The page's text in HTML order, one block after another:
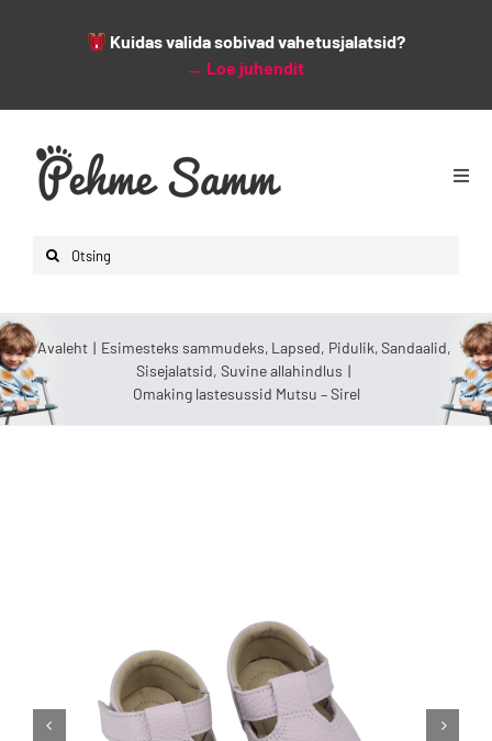
Kuidas valida sobivad vahetusjalatsid?
→ Loe juhendit
content
Search
Lapsed
Mehed
Lisad
Avaleht Esimesteks sammudeks Lapsed Pidulik Sandaalid
Sisejalatsid Suvine allahindlus
Omaking lastesussid Mutsu – Sirel